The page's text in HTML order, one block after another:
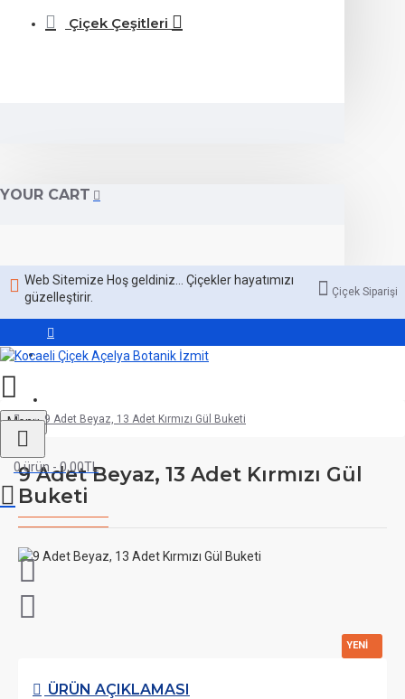
Çiçek Çeşitleri
YOUR CART
Web Sitemize Hoş geldiniz... Çiçekler hayatımızı
güzelleştirir.
Çiçek Siparişi
Giriş
Menu
0 ürün - 0,00TL
9 Adet Beyaz, 13 Adet Kırmızı Gül Buketi
9 Adet Beyaz, 13 Adet Kırmızı Gül
Buketi
YENI
ÜRÜN AÇIKLAMASI